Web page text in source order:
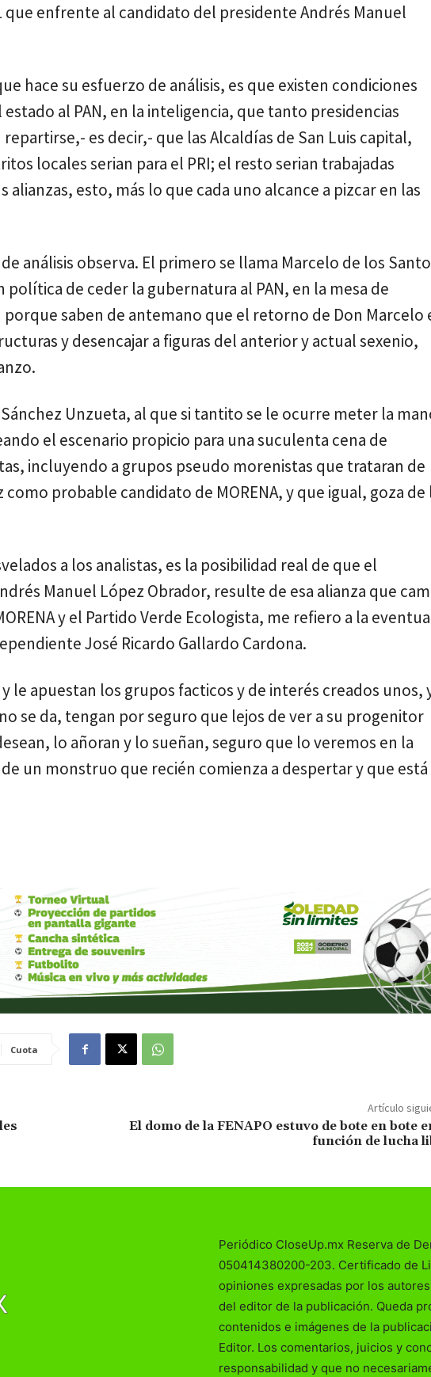
enfrente al candidato del presidente Andrés Manuel
hace su esfuerzo de análisis, es que existen condiciones
al PAN, en la inteligencia, que tanto presidencias
es decir,- que las Alcaldías de San Luis capital,
locales serian para el PRI; el resto serian trabajadas
alianzas, esto, más lo que cada uno alcance a pizcar en las
análisis observa. El primero se llama Marcelo de los
de ceder la gubernatura al PAN, en la mesa de
saben de antemano que el retorno de Don Marcelo
y desencajar a figuras del anterior y actual sexenio,
Unzueta, al que si tantito se le ocurre meter la
el escenario propicio para una suculenta cena de
incluyendo a grupos pseudo morenistas que trataran de
probable candidato de MORENA, y que igual, goza de
a los analistas, es la posibilidad real de que el
Manuel López Obrador, resulte de esa alianza que
y el Partido Verde Ecologista, me refiero a la
José Ricardo Gallardo Cardona.
le apuestan los grupos facticos y de interés creados unos,
se da, tengan por seguro que lejos de ver a su progenitor
lo añoran y lo sueñan, seguro que lo veremos en la
un monstruo que recién comienza a despertar y que está
Cuota
Artículo
El domo de la FENAPO estuvo de bote en bote
función de lucha
Periódico CloseUp.mx Reserva de
050414380200-203. Certificado de
opiniones expresadas por los
del editor de la publicación. Queda
contenidos e imágenes de la
Editor. Los comentarios, juicios y
responsabilidad y que no